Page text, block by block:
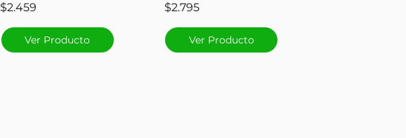
$2.459
Ver Producto
$2.795
Ver Producto